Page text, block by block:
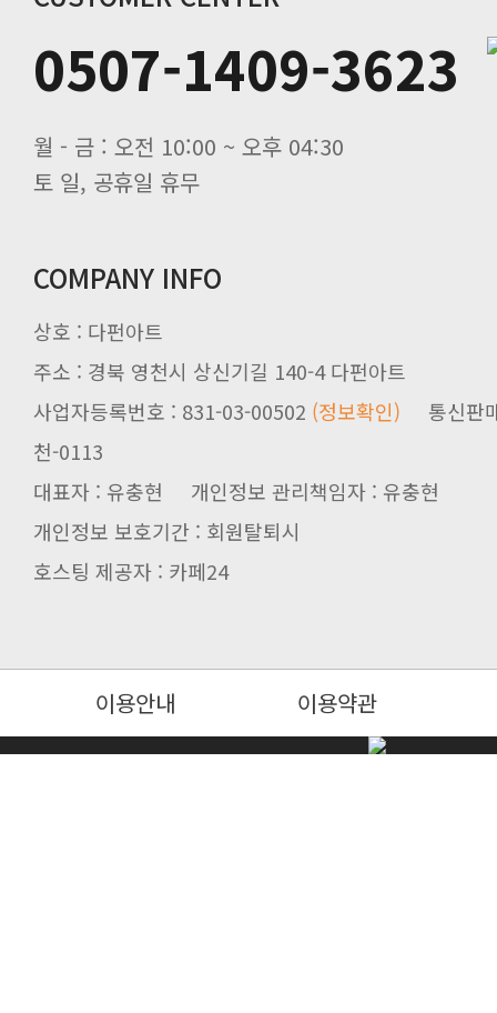
다펀아트에 처음 오셨나요
다펀아트 SNS를 추가 하시면 적립
가상인테리어 서비스 신청방법
교환 및 환불에 대해 안내해드립니
0507-1409-3623
월 - 금 : 오전 10:00 ~ 오후 04:30
토 일, 공휴일 휴무
COMPANY INFO
상호 : 다펀아트
주소 : 경북 영천시 상신기길 140-4 다펀아트
사업자등록번호 : 831-03-00502 (정보확인)
천-0113
대표자 : 유충현 개인정보 관리책임자 : 유충현
개인정보 보호기간 : 회원탈퇴시
호스팅 제공자 : 카페24
이용안내 이용약관